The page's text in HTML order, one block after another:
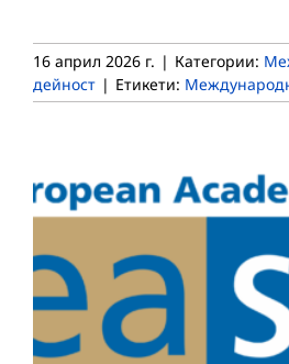
16 април 2026 г. | Категории:
дейност | Етикети: